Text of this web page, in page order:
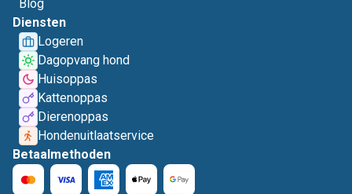
Blog
Diensten
Logeren
Dagopvang hond
Huisoppas
Kattenoppas
Dierenoppas
Hondenuitlaatservice
Betaalmethoden